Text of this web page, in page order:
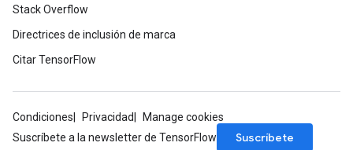
Stack Overflow
Directrices de inclusión de marca
Citar TensorFlow
Condiciones Privacidad
Manage cookies
Suscríbete a la newsletter de TensorFlow
Suscríbete